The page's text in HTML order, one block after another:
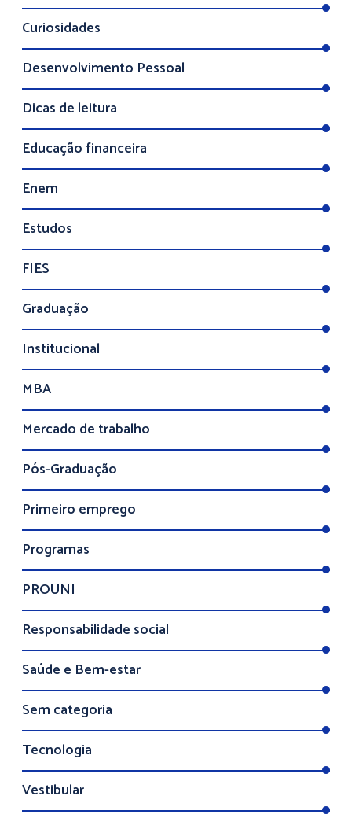
Curiosidades
Desenvolvimento Pessoal
Dicas de leitura
Educação financeira
Enem
Estudos
FIES
Graduação
Institucional
MBA
Mercado de trabalho
Pós-Graduação
Primeiro emprego
Programas
PROUNI
Responsabilidade social
Saúde e Bem-estar
Sem categoria
Tecnologia
Vestibular